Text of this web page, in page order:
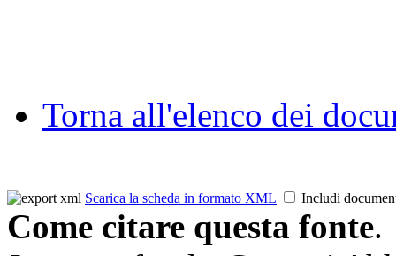
Torna all'elenco dei
Scarica la scheda in formato XML Includi
Come citare questa fonte.